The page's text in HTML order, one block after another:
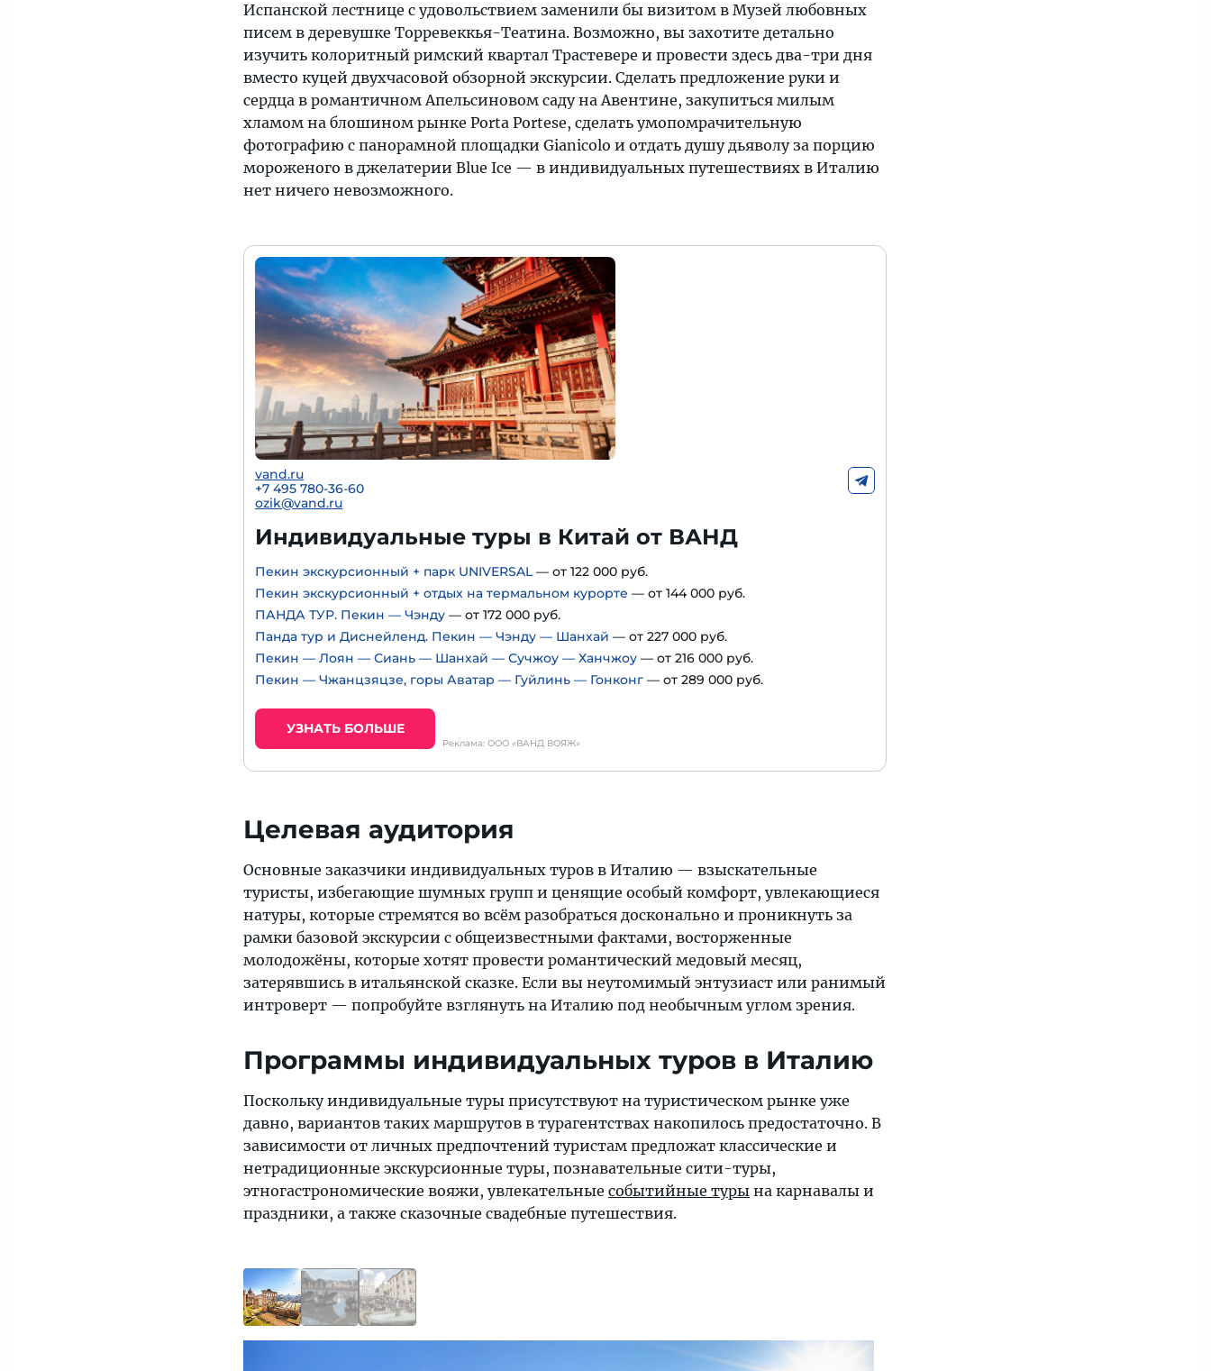
Испанской лестнице с удовольствием заменили бы визитом в Музей любовных
писем в деревушке Торревеккья-Театина. Возможно, вы захотите детально
изучить колоритный римский квартал Трастевере и провести здесь два-три дня
вместо куцей двухчасовой обзорной экскурсии. Сделать предложение руки и
сердца в романтичном Апельсиновом саду на Авентине, закупиться милым
хламом на блошином рынке Porta Portese, сделать умопомрачительную
фотографию с панорамной площадки Gianicolo и отдать душу дьяволу за порцию
мороженого в джелатерии Blue Ice — в индивидуальных путешествиях в Италию
нет ничего невозможного.
vand.ru
+7 495 780-36-60
ozik@vand.ru
Индивидуальные туры в Китай от ВАНД
Пекин экскурсионный + парк UNIVERSAL— от 122 000 руб.
Пекин экскурсионный + отдых на термальном курорте — от 144 000 руб.
ПАНДА ТУР. Пекин — Чэнду — от 172 000 руб.
Панда тур и Диснейленд. Пекин — Чэнду — Шанхай — от 227 000 руб.
Пекин — Лоян — Сиань — Шанхай — Сучжоу — Ханчжоу — от 216 000 руб.
Пекин — Чжанцзяцзе, горы Аватар — Гуйлинь — Гонконг — от 289 000 руб.
УЗНАТЬ БОЛЬШЕ
Реклама: ООО «ВАНД ВОЯЖ»
Целевая аудитория
Основные заказчики индивидуальных туров в Италию — взыскательные
туристы, избегающие шумных групп и ценящие особый комфорт, увлекающиеся
натуры, которые стремятся во всём разобраться досконально и проникнуть за
рамки базовой экскурсии с общеизвестными фактами, восторженные
молодожёны, которые хотят провести романтический медовый месяц,
затерявшись в итальянской сказке. Если вы неутомимый энтузиаст или ранимый
интроверт — попробуйте взглянуть на Италию под необычным углом зрения.
Программы индивидуальных туров в Италию
Поскольку индивидуальные туры присутствуют на туристическом рынке уже
давно, вариантов таких маршрутов в турагентствах накопилось предостаточно. В
зависимости от личных предпочтений туристам предложат классические и
нетрадиционные экскурсионные туры, познавательные сити-туры,
этногастрономические вояжи, увлекательные событийные туры на карнавалы и
праздники, а также сказочные свадебные путешествия.